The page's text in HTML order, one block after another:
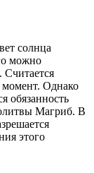
солнца
можно
Считается
момент. Однако
обязанность
Магриб. В
этого